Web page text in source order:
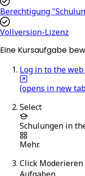
Berechtigung
Vollversion-Lizenz
Eine Kursaufgabe
Log in to the
(opens in new
Select
Schulungen in
Mehr.
Click Moderieren